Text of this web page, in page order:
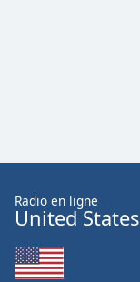
Radio en ligne
United States